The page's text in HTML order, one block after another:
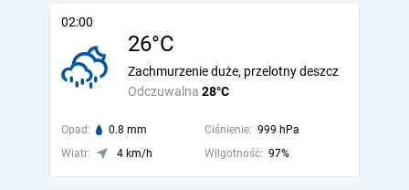
02:00
26°C
Odczuwalna 28°C
Zachmurzenie duże, przelotny deszcz
Opad: 0.8 mm Ciśnienie: 999 hPa
Wiatr:
4 km/h Wilgotność: 97%